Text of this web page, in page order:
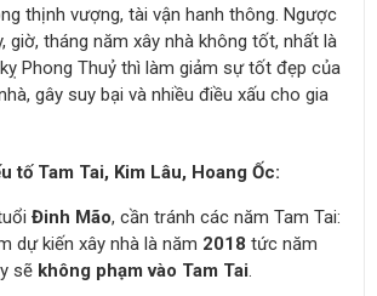
thịnh vượng, tài vận hanh thông. Ngược
giờ, tháng năm xây nhà không tốt, nhất là
Phong Thuỷ thì làm giảm sự tốt đẹp của
gây suy bại và nhiều điều xấu cho gia
tố Tam Tai, Kim Lâu, Hoang Ốc:
Đinh Mão, cần tránh các năm Tam Tai:
dự kiến xây nhà là năm 2018 tức năm
sẽ không phạm vào Tam Tai.